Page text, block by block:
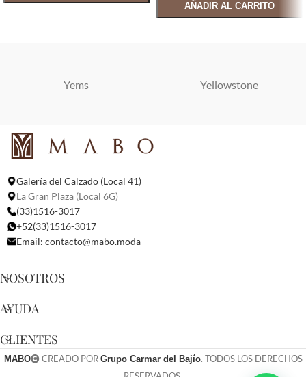
AÑADIR AL CARRITO
Yems Yellowstone
Galería del Calzado (Local 41)
La Gran Plaza (Local 6G)
(33)1516-3017
+52(33)1516-3017
Email: contacto@mabo.moda
NOSOTROS
AYUDA
CLIENTES
MABO CREADO POR Grupo Carmar del Bajío. TODOS LOS DERECHOS